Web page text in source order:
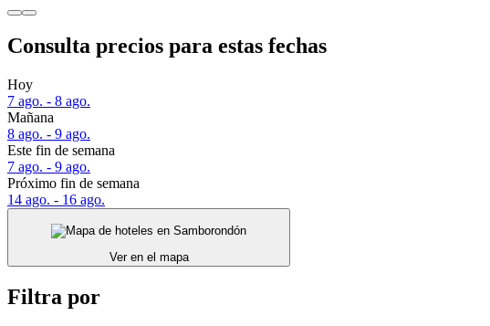
Consulta precios para estas fechas
Hoy
7 ago. - 8 ago.
Mañana
8 ago. - 9 ago.
Este fin de semana
7 ago. - 9 ago.
Próximo fin de semana
14 ago. - 16 ago.
Ver en el mapa
Filtra por